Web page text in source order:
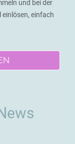
und bei der
einfach